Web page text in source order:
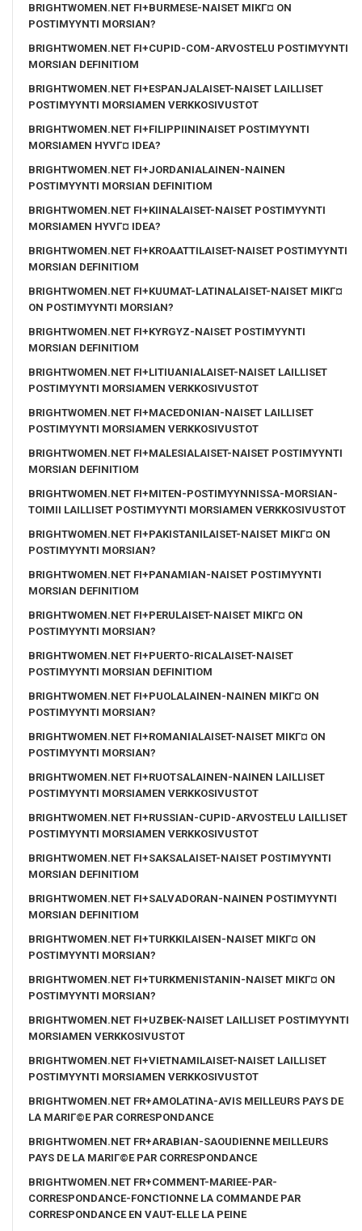
BRIGHTWOMEN.NET FI+BURMESE-NAISET MIKГ¤ ON
POSTIMYYNTI MORSIAN?
BRIGHTWOMEN.NET FI+CUPID-COM-ARVOSTELU POSTIMYYNTI
MORSIAN DEFINITIOM
BRIGHTWOMEN.NET FI+ESPANJALAISET-NAISET LAILLISET
POSTIMYYNTI MORSIAMEN VERKKOSIVUSTOT
BRIGHTWOMEN.NET FI+FILIPPIININAISET POSTIMYYNTI
MORSIAMEN HYVГ¤ IDEA?
BRIGHTWOMEN.NET FI+JORDANIALAINEN-NAINEN
POSTIMYYNTI MORSIAN DEFINITIOM
BRIGHTWOMEN.NET FI+KIINALAISET-NAISET POSTIMYYNTI
MORSIAMEN HYVГ¤ IDEA?
BRIGHTWOMEN.NET FI+KROAATTILAISET-NAISET POSTIMYYNTI
MORSIAN DEFINITIOM
BRIGHTWOMEN.NET FI+KUUMAT-LATINALAISET-NAISET MIKГ¤
ON POSTIMYYNTI MORSIAN?
BRIGHTWOMEN.NET FI+KYRGYZ-NAISET POSTIMYYNTI
MORSIAN DEFINITIOM
BRIGHTWOMEN.NET FI+LITIUANIALAISET-NAISET LAILLISET
POSTIMYYNTI MORSIAMEN VERKKOSIVUSTOT
BRIGHTWOMEN.NET FI+MACEDONIAN-NAISET LAILLISET
POSTIMYYNTI MORSIAMEN VERKKOSIVUSTOT
BRIGHTWOMEN.NET FI+MALESIALAISET-NAISET POSTIMYYNTI
MORSIAN DEFINITIOM
BRIGHTWOMEN.NET FI+MITEN-POSTIMYYNNISSA-MORSIAN-
TOIMII LAILLISET POSTIMYYNTI MORSIAMEN VERKKOSIVUSTOT
BRIGHTWOMEN.NET FI+PAKISTANILAISET-NAISET MIKГ¤ ON
POSTIMYYNTI MORSIAN?
BRIGHTWOMEN.NET FI+PANAMIAN-NAISET POSTIMYYNTI
MORSIAN DEFINITIOM
BRIGHTWOMEN.NET FI+PERULAISET-NAISET MIKГ¤ ON
POSTIMYYNTI MORSIAN?
BRIGHTWOMEN.NET FI+PUERTO-RICALAISET-NAISET
POSTIMYYNTI MORSIAN DEFINITIOM
BRIGHTWOMEN.NET FI+PUOLALAINEN-NAINEN MIKГ¤ ON
POSTIMYYNTI MORSIAN?
BRIGHTWOMEN.NET FI+ROMANIALAISET-NAISET MIKГ¤ ON
POSTIMYYNTI MORSIAN?
BRIGHTWOMEN.NET FI+RUOTSALAINEN-NAINEN LAILLISET
POSTIMYYNTI MORSIAMEN VERKKOSIVUSTOT
BRIGHTWOMEN.NET FI+RUSSIAN-CUPID-ARVOSTELU LAILLISET
POSTIMYYNTI MORSIAMEN VERKKOSIVUSTOT
BRIGHTWOMEN.NET FI+SAKSALAISET-NAISET POSTIMYYNTI
MORSIAN DEFINITIOM
BRIGHTWOMEN.NET FI+SALVADORAN-NAINEN POSTIMYYNTI
MORSIAN DEFINITIOM
BRIGHTWOMEN.NET FI+TURKKILAISEN-NAISET MIKГ¤ ON
POSTIMYYNTI MORSIAN?
BRIGHTWOMEN.NET FI+TURKMENISTANIN-NAISET MIKГ¤ ON
POSTIMYYNTI MORSIAN?
BRIGHTWOMEN.NET FI+UZBEK-NAISET LAILLISET POSTIMYYNTI
MORSIAMEN VERKKOSIVUSTOT
BRIGHTWOMEN.NET FI+VIETNAMILAISET-NAISET LAILLISET
POSTIMYYNTI MORSIAMEN VERKKOSIVUSTOT
BRIGHTWOMEN.NET FR+AMOLATINA-AVIS MEILLEURS PAYS DE
LA MARIГ©E PAR CORRESPONDANCE
BRIGHTWOMEN.NET FR+ARABIAN-SAOUDIENNE MEILLEURS
PAYS DE LA MARIГ©E PAR CORRESPONDANCE
BRIGHTWOMEN.NET FR+COMMENT-MARIEE-PAR-
CORRESPONDANCE-FONCTIONNE LA COMMANDE PAR
CORRESPONDANCE EN VAUT-ELLE LA PEINE